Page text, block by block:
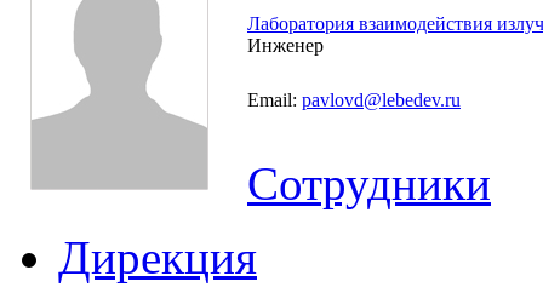
Лаборатория взаимодействия
Инженер
Email: pavlovd@lebedev.ru
Сотрудники
Дирекция